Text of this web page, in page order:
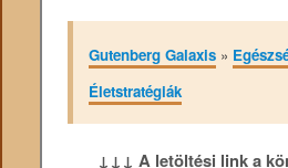
Gutenberg Galaxis»
Életstratégiák
↓↓↓ A letöltési link a